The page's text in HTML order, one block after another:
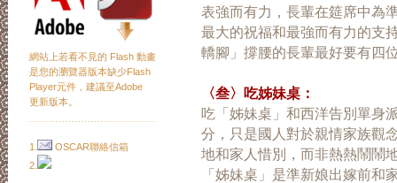
網站上若看不見的 Flash 動畫
是您的瀏覽器版本缺少Flash
Player元件，建議至Adobe
更新版本。
1.
OSCAR聯絡信箱
2.
表強而有力，長輩在筵席中為
最大的祝福和最強而有力的支
轎腳」撐腰的長輩最好要有四
〈叁〉吃姊妹桌：
吃「姊妹桌」和西洋告別單身
分，只是國人對於親情家族觀
地和家人惜別，而非熱熱鬧鬧
「姊妹桌」是準新娘出嫁前和